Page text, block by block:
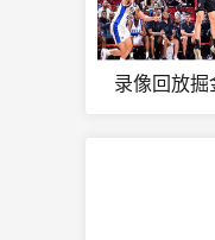
录像回放掘